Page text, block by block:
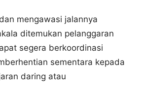
mengawasi jalannya
ditemukan pelanggaran
segera berkoordinasi
sementara kepada
daring atau